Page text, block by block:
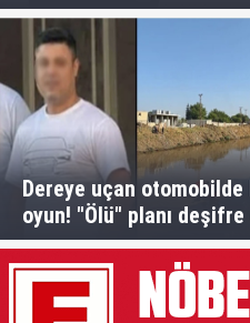
Dereye uçan otomobilde
oyun! "Ölü" planı deşifre